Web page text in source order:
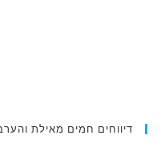
דיווחים חמים מאילת